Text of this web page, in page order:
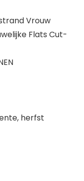
Vrouw
Flats Cut-
herfst